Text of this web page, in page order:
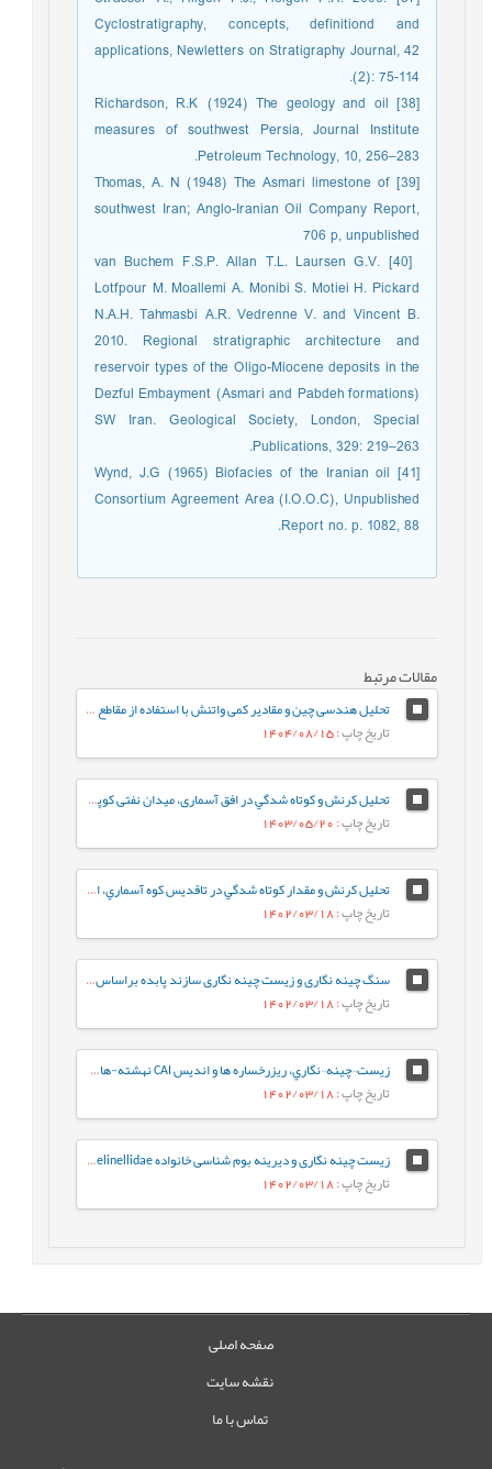
Cyclostratigraphy, concepts, definitiond and
applications, Newletters on Stratigraphy Journal, 42
(2): 75-114.
[38] Richardson, R.K (1924) The geology and oil
measures of southwest Persia, Journal Institute
Petroleum Technology, 10, 256–283.
[39] Thomas, A. N (1948) The Asmari limestone of
southwest Iran; Anglo-Iranian Oil Company Report,
706 p, unpublished
‏ [40] van Buchem F.S.P. Allan T.L. Laursen G.V.
Lotfpour M. Moallemi A. Monibi S. Motiei H. Pickard
N.A.H. Tahmasbi A.R. Vedrenne V. and Vincent B.
2010. Regional stratigraphic architecture and
reservoir types of the Oligo-Miocene deposits in the
Dezful Embayment (Asmari and Pabdeh formations)
SW Iran. Geological Society, London, Special
Publications, 329: 219–263.
[41] Wynd, J.G (1965) Biofacies of the Iranian oil
Consortium Agreement Area (I.O.O.C), Unpublished
Report no. p. 1082, 88.
مقالات مرتبط
تحلیل هندسی چین و مقادیر کمی واتنش با استفاده از مقاطع لرزه ای تراز شده (مطالعه موردی میدان نفتی کوپال)
تاریخ چاپ: 1404/08/15
تحلیل کرنش و كوتاه شدگي در افق آسماری، میدان نفتی کوپال، استان خوزستان
تاریخ چاپ: 1403/05/20
تحلیل کرنش و مقدار كوتاه شدگي در تاقديس كوه آسماري، استان خوزستان
تاریخ چاپ: 1402/03/18
سنگ چینه نگاری و زیست چینه نگاری سازند پابده براساس روزن داران پلانکتون در برش جهانگیرآباد (جنوب ایلام- حوضه رسوبی زاگرس)
تاریخ چاپ: 1402/03/18
زيست¬چينه¬نگاري، ريزرخساره ها و انديس CAI نهشته-هاي دونين پسين در برش کال سردر شمال شرق طبس بر اساس فوناي کنودونتي
تاریخ چاپ: 1402/03/18
زیست چینه نگاری و دیرینه بوم شناسی خانواده Gavelinellidae در سازندهای سنگانه و آیتامیر در حوضه رسوبی کپه داغ
تاریخ چاپ: 1402/03/18
صفحه اصلی
نقشه سایت
تماس با ما